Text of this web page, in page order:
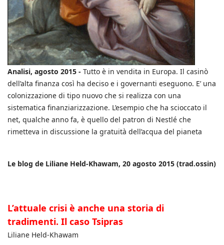
Analisi, agosto 2015 - Tutto è in vendita in Europa. Il casinò
dell’alta finanza così ha deciso e i governanti eseguono. E’ una
colonizzazione di tipo nuovo che si realizza con una
sistematica finanziarizzazione. L’esempio che ha scioccato il
net, qualche anno fa, è quello del patron di Nestlé che
rimetteva in discussione la gratuità dell’acqua del pianeta
Le blog de Liliane Held-Khawam, 20 agosto 2015 (trad.ossin)
L’attuale crisi è anche una storia di
tradimenti. Il caso Tsipras
Liliane Held-Khawam